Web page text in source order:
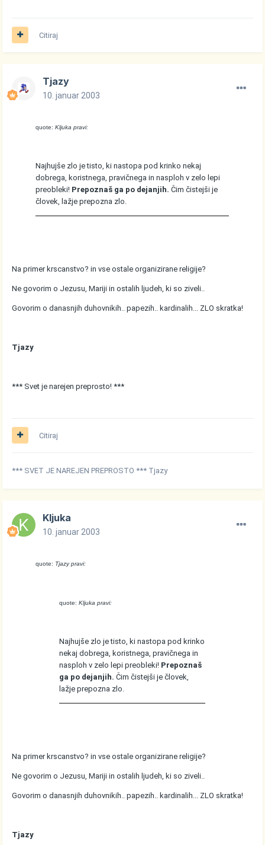
Citiraj
Tjazy
10. januar 2003
quote: Kljuka pravi:
Najhujše zlo je tisto, ki nastopa pod krinko nekaj
dobrega, koristnega, pravičnega in nasploh v zelo lepi
preobleki! Prepoznaš ga po dejanjih. Čim čistejši je
človek, lažje prepozna zlo.
Na primer krscanstvo? in vse ostale organizirane religije?
Ne govorim o Jezusu, Mariji in ostalih ljudeh, ki so ziveli..
Govorim o danasnjih duhovnikih.. papezih.. kardinalih... ZLO skratka!
Tjazy
*** Svet je narejen preprosto! ***
Citiraj
*** SVET JE NAREJEN PREPROSTO *** Tjazy
Kljuka
10. januar 2003
quote: Tjazy pravi:
quote: Kljuka pravi:
Najhujše zlo je tisto, ki nastopa pod krinko
nekaj dobrega, koristnega, pravičnega in
nasploh v zelo lepi preobleki! Prepoznaš
ga po dejanjih. Čim čistejši je človek,
lažje prepozna zlo.
Na primer krscanstvo? in vse ostale organizirane religije?
Ne govorim o Jezusu, Mariji in ostalih ljudeh, ki so ziveli..
Govorim o danasnjih duhovnikih.. papezih.. kardinalih... ZLO skratka!
Tjazy